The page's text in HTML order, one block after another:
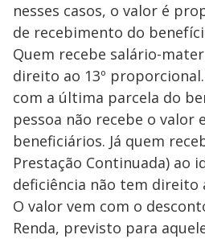
nesses casos, o valor é
de recebimento do
Quem recebe salário-
direito ao 13º
com a última parcela do
pessoa não recebe o valor
beneficiários. Já quem
Prestação Continuada) ao
deficiência não tem direito
O valor vem com o
Renda, previsto para